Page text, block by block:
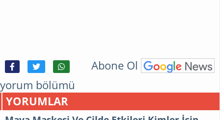
Abone Ol
yorum bölümü
YORUMLAR